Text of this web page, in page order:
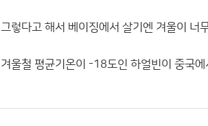
그렇다고 해서 베이징에서 살기엔 겨울이 너
겨울철 평균기온이 -18도인 하얼빈이 중국